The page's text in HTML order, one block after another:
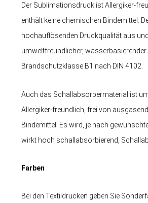
Der Sublimationsdruck ist Allergiker-
enthält keine chemischen Bindemittel.
hochauflösenden Druckqualität aus
umweltfreundlicher,
Brandschutzklasse B1 nach DIN 4102.
Auch das Schallabsorbermaterial ist
Allergiker-freundlich, frei von
Bindemittel. Es wird, je nach
wirkt hoch schallabsorbierend,
Farben
Bei den Textildrucken geben Sie